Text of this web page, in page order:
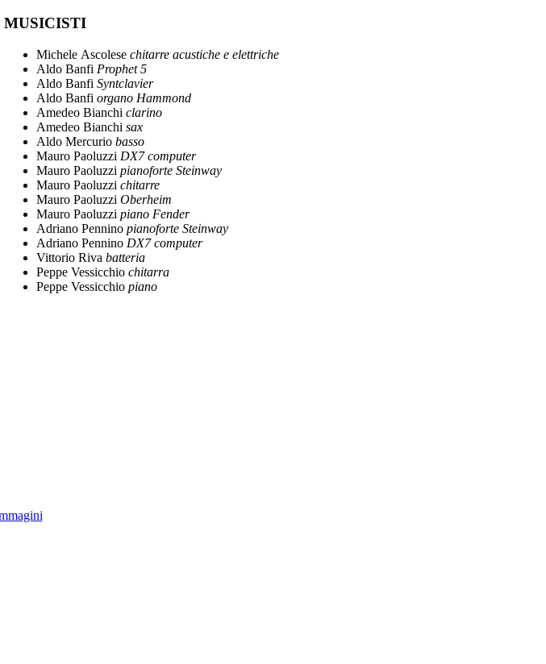
MUSICISTI
Michele Ascolese chitarre acustiche e elettriche
Aldo Banfi Prophet 5
Aldo Banfi Syntclavier
Aldo Banfi organo Hammond
Amedeo Bianchi clarino
Amedeo Bianchi sax
Aldo Mercurio basso
Mauro Paoluzzi DX7 computer
Mauro Paoluzzi pianoforte Steinway
Mauro Paoluzzi chitarre
Mauro Paoluzzi Oberheim
Mauro Paoluzzi piano Fender
Adriano Pennino pianoforte Steinway
Adriano Pennino DX7 computer
Vittorio Riva batteria
Peppe Vessicchio chitarra
Peppe Vessicchio piano